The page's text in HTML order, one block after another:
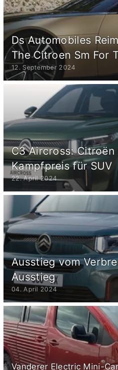
Ds Automobiles
The Citroen Sm For
12. September 2024
C3 Aircross:
Kampfpreis für SUV
22. April 2024
Ausstieg vom
Ausstieg
04. April 2024
Vanderer Electric Mini-